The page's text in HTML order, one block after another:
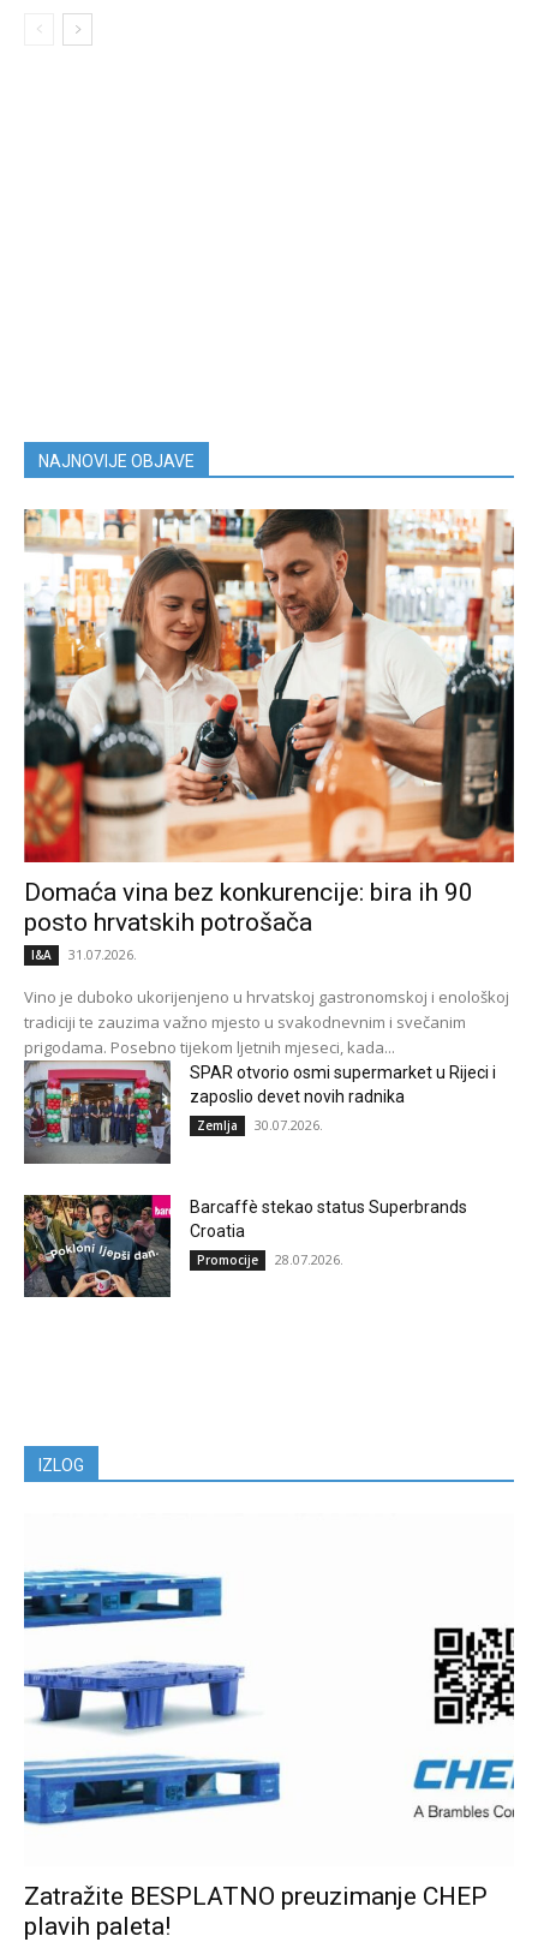
NAJNOVIJE OBJAVE
Domaća vina bez konkurencije: bira ih 90
posto hrvatskih potrošača
I&A 31.07.2026.
Vino je duboko ukorijenjeno u hrvatskoj gastronomskoj i enološkoj
tradiciji te zauzima važno mjesto u svakodnevnim i svečanim
prigodama. Posebno tijekom ljetnih mjeseci, kada...
SPAR otvorio osmi supermarket u Rijeci i
zaposlio devet novih radnika
Zemlja 30.07.2026.
Barcaffè stekao status Superbrands
Croatia
Promocije 28.07.2026.
IZLOG
Zatražite BESPLATNO preuzimanje CHEP
plavih paleta!